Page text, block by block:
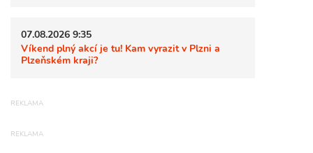
07.08.2026 9:35
Víkend plný akcí je tu! Kam vyrazit v Plzni a
Plzeňském kraji?